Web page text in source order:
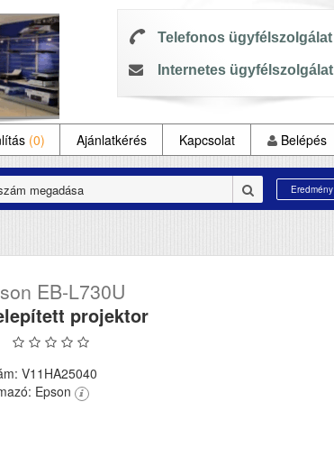
Telefonos ügyfélszolgálat
Internetes ügyfélszolgálat
(0) Ajánlatkérés Kapcsolat Belépés
Eredmény
EB-L730U
projektor
V11HA25040
Epson